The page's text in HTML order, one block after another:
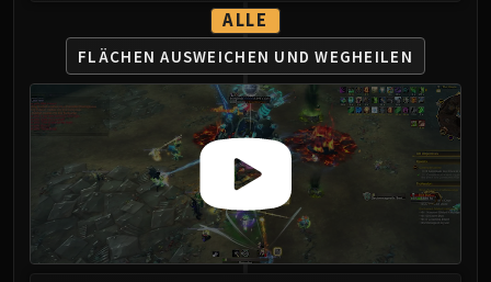
Assault of the Zaqali
Rashok, the Elder
Zskarn
Magmorax
Echo of Neltharion
Scalecommander Sarkareth
VAULT
Eranog
Terros
Sennarth
ALLE
FLÄCHEN AUSWEICHEN UND WEGHEILEN